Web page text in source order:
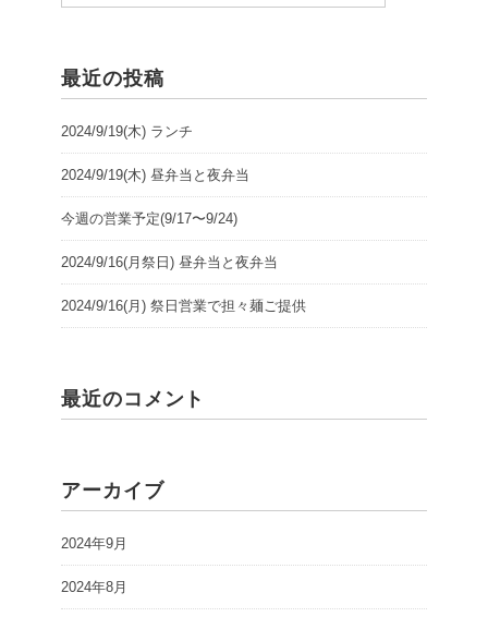
最近の投稿
2024/9/19(木) ランチ
2024/9/19(木) 昼弁当と夜弁当
今週の営業予定(9/17〜9/24)
2024/9/16(月祭日) 昼弁当と夜弁当
2024/9/16(月) 祭日営業で担々麺ご提供
最近のコメント
アーカイブ
2024年9月
2024年8月